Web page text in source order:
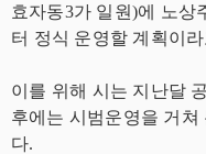
효자동3가 일원)에 노상
터 정식 운영할 계획이
이를 위해 시는 지난달
후에는 시범운영을 거쳐
다.